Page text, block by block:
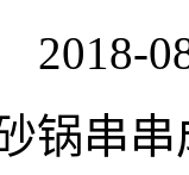
2018-
串串